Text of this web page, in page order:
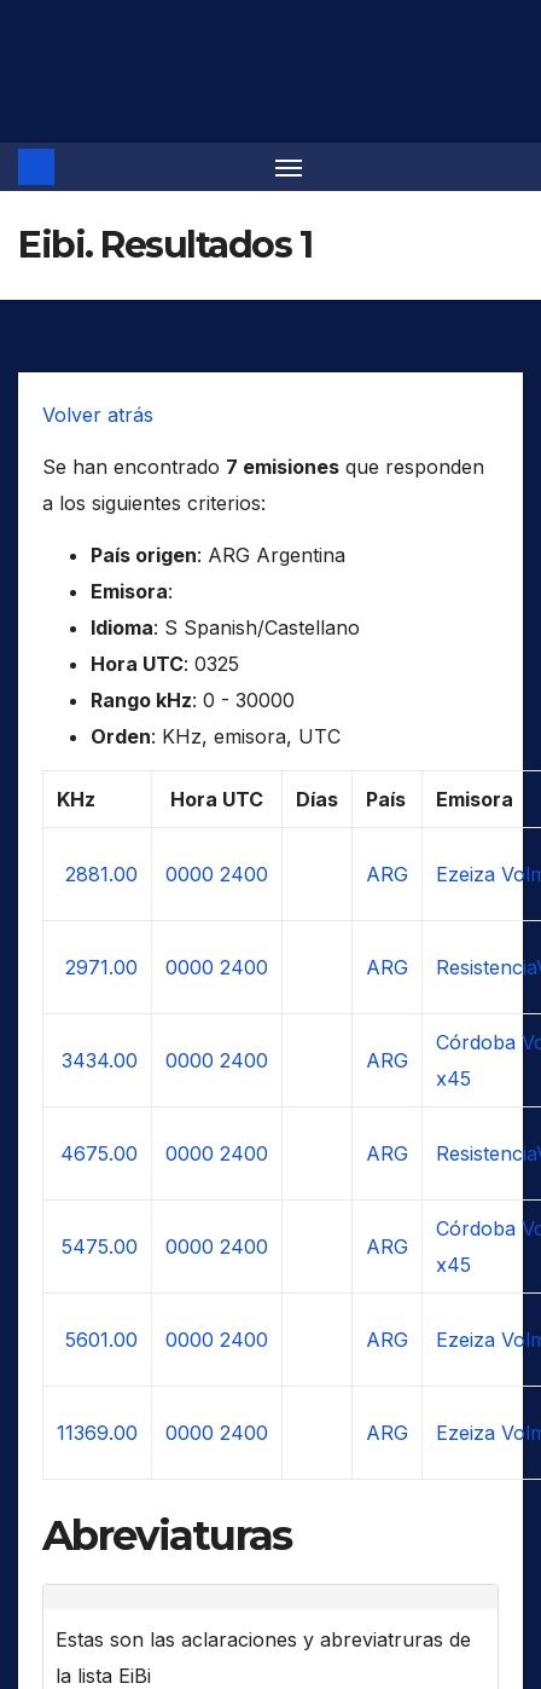
Eibi. Resultados 1
Volver atrás
Se han encontrado 7 emisiones que responden
a los siguientes criterios:
País origen: ARG Argentina
Emisora:
Idioma: S Spanish/Castellano
Hora UTC: 0325
Rango kHz: 0 - 30000
Orden: KHz, emisora, UTC
KHz Hora UTC Días País Emisora
2881.00 0000 2400 ARG Ezeiza
2971.00 0000 2400 ARG
3434.00 0000 2400 ARG
Córdoba
x45
4675.00 0000 2400 ARG
5475.00 0000 2400 ARG
Córdoba
x45
5601.00 0000 2400 ARG Ezeiza
11369.00 0000 2400 ARG Ezeiza
Abreviaturas
Estas son las aclaraciones y abreviatruras de
la lista EiBi